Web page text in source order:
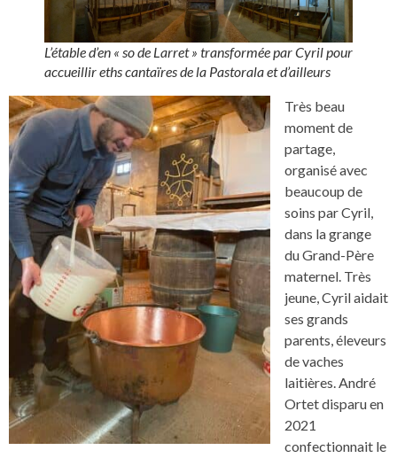
L’étable d’en « so de Larret » transformée par Cyril pour
accueillir eths cantaïres de la Pastorala et d’ailleurs
Très beau
moment de
partage,
organisé avec
beaucoup de
soins par Cyril,
dans la grange
du Grand-Père
maternel. Très
jeune, Cyril aidait
ses grands
parents, éleveurs
de vaches
laitières. André
Ortet disparu en
2021
confectionnait le